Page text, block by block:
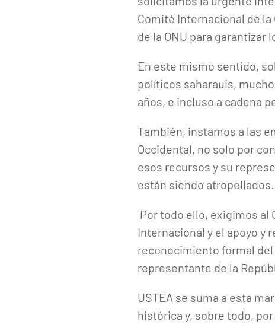
Comité Internacional de la
de la ONU para garantizar
En este mismo sentido,
políticos saharauis,
años, e incluso a cadena
También, instamos a las
Occidental, no solo por
esos recursos y su
están siendo atropellados.
Por todo ello, exigimos al
Internacional y el apoyo y
reconocimiento formal
representante de la
USTEA se suma a esta
histórica y, sobre todo,